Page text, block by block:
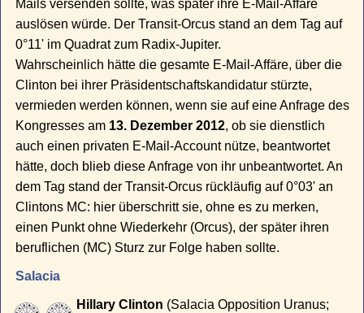
Mails versenden sollte, was später ihre E-Mail-Affäre
auslösen würde. Der Transit-Orcus stand an dem Tag auf
0°11' im Quadrat zum Radix-Jupiter.
Wahrscheinlich hätte die gesamte E-Mail-Affäre, über die
Clinton bei ihrer Präsidentschaftskandidatur stürzte,
vermieden werden können, wenn sie auf eine Anfrage des
Kongresses am 13. Dezember 2012, ob sie dienstlich
auch einen privaten E-Mail-Account nütze, beantwortet
hätte, doch blieb diese Anfrage von ihr unbeantwortet. An
dem Tag stand der Transit-Orcus rückläufig auf 0°03' an
Clintons MC: hier überschritt sie, ohne es zu merken,
einen Punkt ohne Wiederkehr (Orcus), der später ihren
beruflichen (MC) Sturz zur Folge haben sollte.
Salacia
Hillary Clinton (Salacia Opposition Uranus;